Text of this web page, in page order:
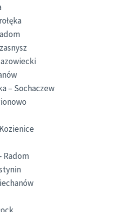
– Sochaczew
Radom